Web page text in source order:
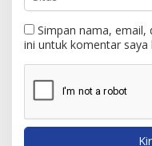
Simpan nama, email,
ini untuk komentar saya